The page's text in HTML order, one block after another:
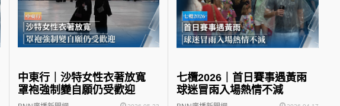
中東行｜沙特女性衣著放寬
罩袍強制變自願仍受歡迎
七欖2026｜首日賽事遇黃雨
球迷冒雨入場熱情不減